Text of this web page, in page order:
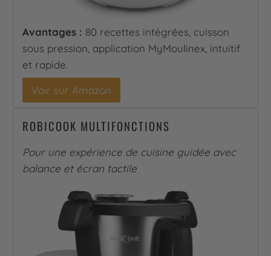
Avantages : 80 recettes intégrées, cuisson
sous pression, application MyMoulinex, intuitif
et rapide.
Voir sur Amazon
ROBICOOK MULTIFONCTIONS
Pour une expérience de cuisine guidée avec
balance et écran tactile